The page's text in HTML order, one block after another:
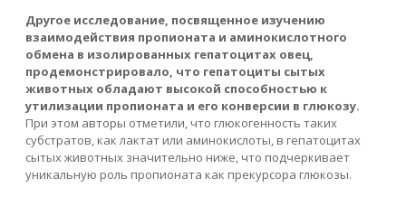
Другое исследование, посвященное изучению
взаимодействия пропионата и аминокислотного
обмена в изолированных гепатоцитах овец,
продемонстрировало, что гепатоциты сытых
животных обладают высокой способностью к
утилизации пропионата и его конверсии в глюкозу.
При этом авторы отметили, что глюкогенность таких
субстратов, как лактат или аминокислоты, в гепатоцитах
сытых животных значительно ниже, что подчеркивает
уникальную роль пропионата как прекурсора глюкозы.